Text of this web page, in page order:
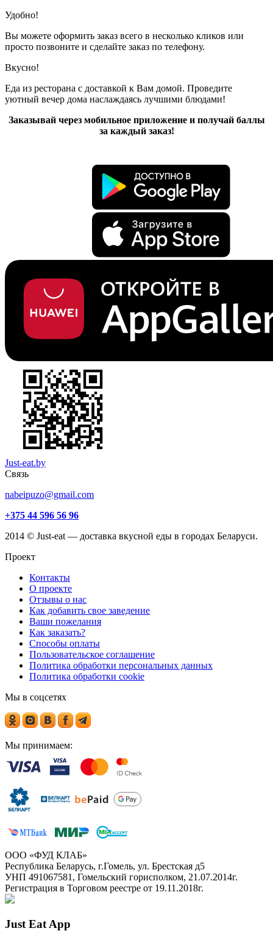
Удобно!
Вы можете оформить заказ всего в несколько кликов или
просто позвоните и сделайте заказ по телефону.
Вкусно!
Еда из ресторана с доставкой к Вам домой. Проведите
уютный вечер дома наслаждаясь лучшими блюдами!
Заказывай через мобильное приложение и получай баллы
за каждый заказ!
Just-eat.by
Связь
nabeipuzo@gmail.com
+375 44 596 56 96
2014 © Just-eat — доставка вкусной еды в городах Беларуси.
Проект
Контакты
О проекте
Отзывы о нас
Как добавить свое заведение
Ваши пожелания
Как заказать?
Способы оплаты
Пользовательское соглашение
Политика обработки персональных данных
Политика обработки cookie
Мы в соцсетях
Мы принимаем:
ООО «ФУД КЛАБ»
Республика Беларусь, г.Гомель, ул. Брестская д5
УНП 491067581, Гомельский горисполком, 21.07.2014г.
Регистрация в Торговом реестре от 19.11.2018г.
Just Eat App